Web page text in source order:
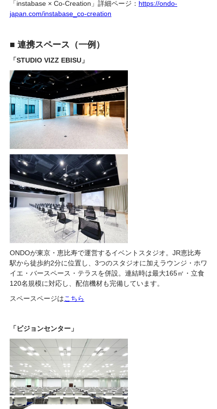
「instabase × Co-Creation」詳細ページ： https://ondo-
japan.com/instabase_co-creation
■ 連携スペース（一例）
「STUDIO VIZZ EBISU」
ONDOが東京・恵比寿で運営するイベントスタジオ。JR恵比寿
駅から徒歩約2分に位置し、3つのスタジオに加えラウンジ・ホワ
イエ・バースペース・テラスを併設。連結時は最大165㎡・立食
120名規模に対応し、配信機材も完備しています。
スペースページはこちら
「ビジョンセンター」